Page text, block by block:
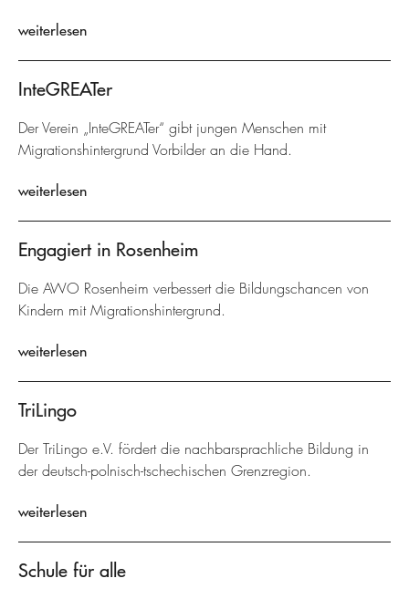
weiterlesen
InteGREATer
Der Verein „InteGREATer“ gibt jungen Menschen mit
Migrationshintergrund Vorbilder an die Hand.
weiterlesen
Engagiert in Rosenheim
Die AWO Rosenheim verbessert die Bildungschancen von
Kindern mit Migrationshintergrund.
weiterlesen
TriLingo
Der TriLingo e.V. fördert die nachbarsprachliche Bildung in
der deutsch-polnisch-tschechischen Grenzregion.
weiterlesen
Schule für alle